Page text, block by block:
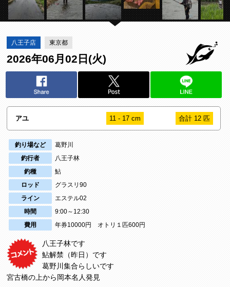
八王子店 東京都
2026年06月02日(火)
アユ 11 - 17 cm 合計 12 匹
釣り場など
葛野川
釣行者
八王子林
釣種
鮎
ロッド
グラスリ90
ライン
エステル02
時間
9:00～12:30
費用
年券10000円 オトリ１匹600円
八王子林です
鮎解禁（昨日）です
葛野川集合らしいです
宮古橋の上から岡本名人発見